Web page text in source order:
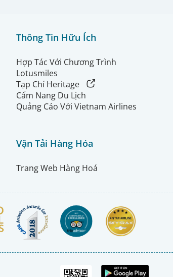
Thông Tin Hữu Ích
Hợp Tác Với Chương Trình
Lotusmiles
Tạp Chí Heritage
Cẩm Nang Du Lịch
Quảng Cáo Với Vietnam Airlines
Vận Tải Hàng Hóa
Trang Web Hàng Hoá